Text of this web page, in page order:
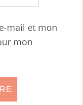
mail et mon
mon